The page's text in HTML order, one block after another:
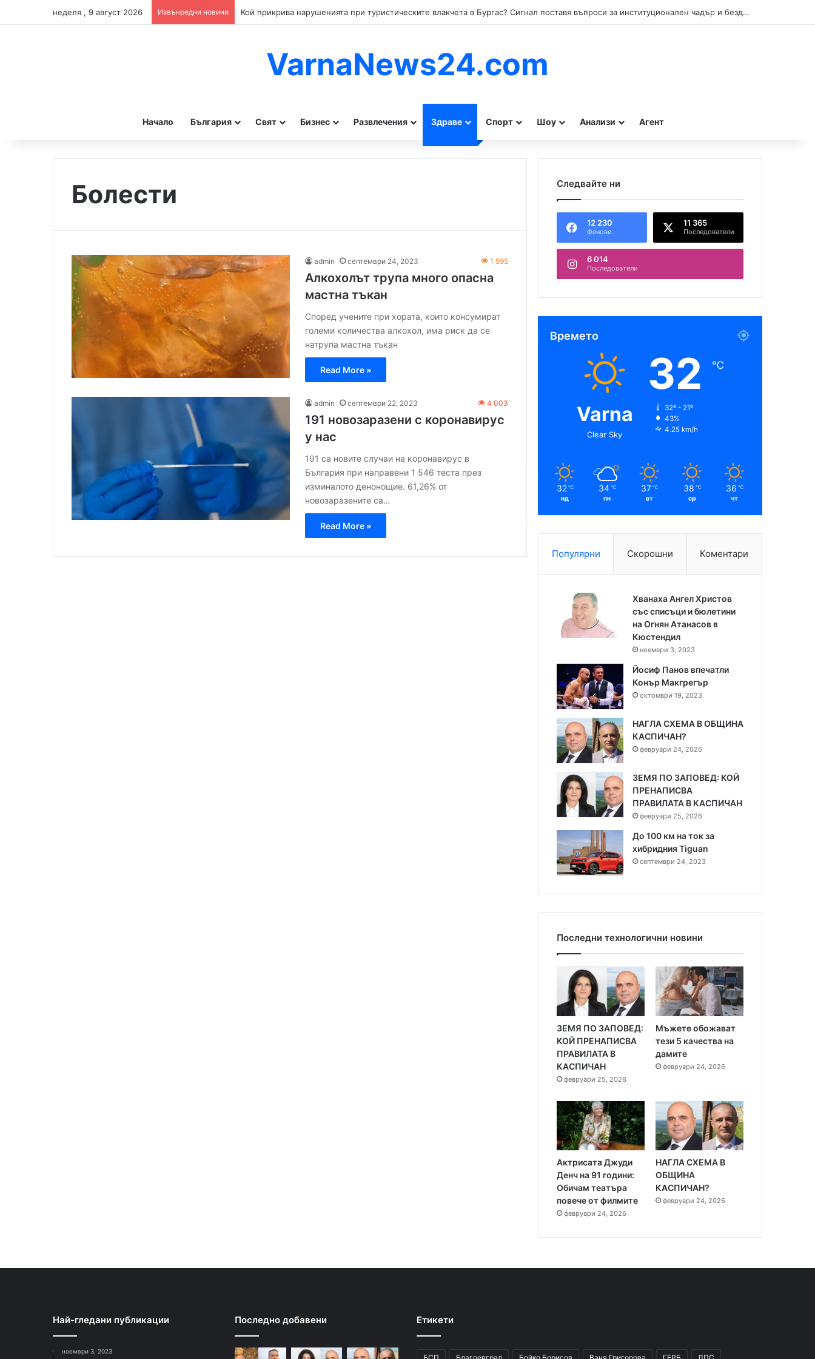
неделя , 9 август 2026 Извънредни новини Кой прикрива нарушенията при туристическите влакчета в Бургас? Сигнал поставя въпроси за институционален чадър и бездействие на контролните органи.
VarnaNews24.com
Начало България Свят Бизнес Развлечения Здраве Спорт Шоу Анализи Агент
Болести
admin септември 24, 2023 1 595
Алкохолът трупа много опасна
мастна тъкан
Според учените при хората, които консумират
големи количества алкохол, има риск да се
натрупа мастна тъкан
Read More »
admin септември 22, 2023 4 003
191 новозаразени с коронавирус
у нас
191 са новите случаи на коронавирус в
България при направени 1 546 теста през
изминалото денонощие. 61,26% от
новозаразените са…
Read More »
Следвайте ни
12 230
Фенове
11 365
Последователи
6 014
Последователи
Времето
Varna
Clear Sky
32 ℃
32º - 21º
43%
4.25 km/h
32 ℃
нд
34 ℃
пн
37 ℃
вт
38 ℃
ср
36 ℃
чт
Популярни Скорошни Коментари
Хванаха Ангел Христов
със списъци и бюлетини
на Огнян Атанасов в
Кюстендил
ноември 3, 2023
Йосиф Панов впечатли
Конър Макгрегър
октомври 19, 2023
НАГЛА СХЕМА В ОБЩИНА
КАСПИЧАН?
февруари 24, 2026
ЗЕМЯ ПО ЗАПОВЕД: КОЙ
ПРЕНАПИСВА
ПРАВИЛАТА В КАСПИЧАН
февруари 25, 2026
До 100 км на ток за
хибридния Tiguan
септември 24, 2023
Последни технологични новини
ЗЕМЯ ПО ЗАПОВЕД:
КОЙ ПРЕНАПИСВА
ПРАВИЛАТА В
КАСПИЧАН
февруари 25, 2026
Мъжете обожават
тези 5 качества на
дамите
февруари 24, 2026
Актрисата Джуди
Денч на 91 години:
Обичам театъра
повече от филмите
февруари 24, 2026
НАГЛА СХЕМА В
ОБЩИНА
КАСПИЧАН?
февруари 24, 2026
Най-гледани публикации
ноември 3, 2023
Последно добавени Етикети